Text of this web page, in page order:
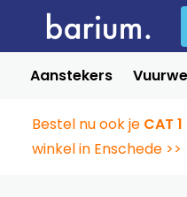
Aanstekers
Bestel nu ook je CAT
winkel in Enschede >>